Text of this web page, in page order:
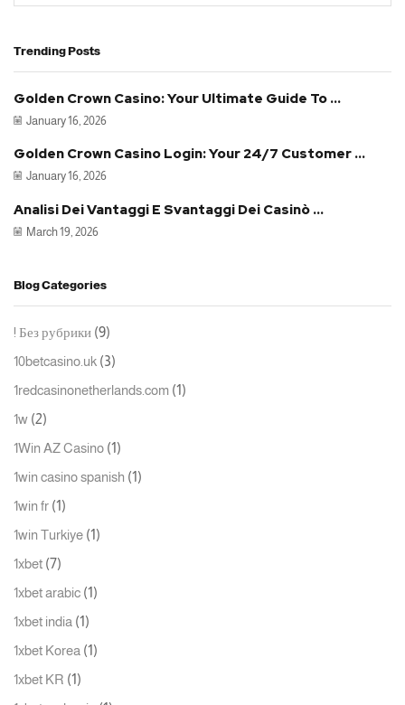
Trending Posts
Golden Crown Casino: Your Ultimate Guide To ...
January 16, 2026
Golden Crown Casino Login: Your 24/7 Customer ...
January 16, 2026
Analisi Dei Vantaggi E Svantaggi Dei Casinò ...
March 19, 2026
Blog Categories
! Без рубрики (9)
10betcasino.uk (3)
1redcasinonetherlands.com (1)
1w (2)
1Win AZ Casino (1)
1win casino spanish (1)
1win fr (1)
1win Turkiye (1)
1xbet (7)
1xbet arabic (1)
1xbet india (1)
1xbet Korea (1)
1xbet KR (1)